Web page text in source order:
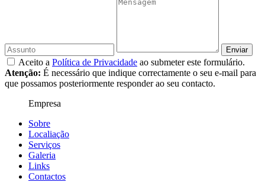
Aceito a Política de Privacidade ao submeter este formulário.
Atenção: É necessário que indique correctamente o seu e-mail para
que possamos posteriormente responder ao seu contacto.
Empresa
Sobre
Localiação
Serviços
Galeria
Links
Contactos